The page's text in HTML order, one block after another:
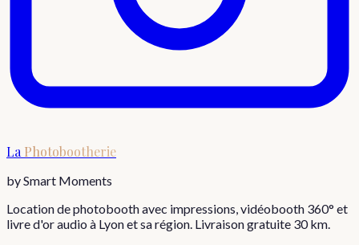
LaPhotobootherie
by Smart Moments
Location de photobooth avec impressions, vidéobooth 360° et
livre d'or audio à Lyon et sa région. Livraison gratuite 30 km.